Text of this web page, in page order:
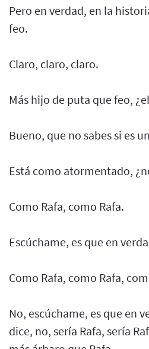
Pero en verdad, en la
feo.
Claro, claro, claro.
Más hijo de puta que feo,
Bueno, que no sabes si es
Está como atormentado,
Como Rafa, como Rafa.
Escúchame, es que en
Como Rafa, como Rafa,
No, escúchame, es que en
dice, no, sería Rafa, sería